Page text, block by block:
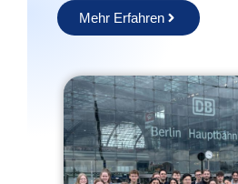
Mehr Erfahren